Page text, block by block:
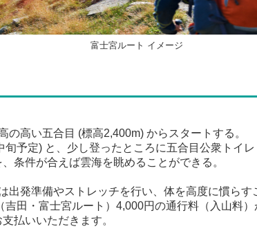
富士宮ルート イメージ
の高い五合目 (標高2,400m) からスタートする。
予定) と、少し登ったところに五合目公衆トイ
条件が合えば雲海を眺めることができる。
出発準備やストレッチを行い、体を高度に慣らす
吉田・富士宮ルート）4,000円の通行料（入山料
払いいただきます。